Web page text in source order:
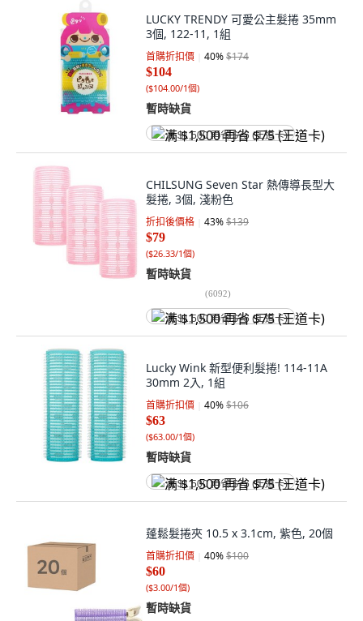
LUCKY TRENDY 可愛公主髮捲 35mm
3個, 122-11, 1組
首購折扣價 40%$174
$104
($104.00/1個)
暫時缺貨
满 $1,500 再省 $75 (王道卡)
CHILSUNG Seven Star 熱傳導長型大
髮捲, 3個, 淺粉色
折扣後價格 43%$139
$79
($26.33/1個)
暫時缺貨
(6092)
满 $1,500 再省 $75 (王道卡)
Lucky Wink 新型便利髮捲! 114-11A
30mm 2入, 1組
首購折扣價 40%$106
$63
($63.00/1個)
暫時缺貨
满 $1,500 再省 $75 (王道卡)
蓬鬆髮捲夾 10.5 x 3.1cm, 紫色, 20個
首購折扣價 40%$100
$60
($3.00/1個)
暫時缺貨